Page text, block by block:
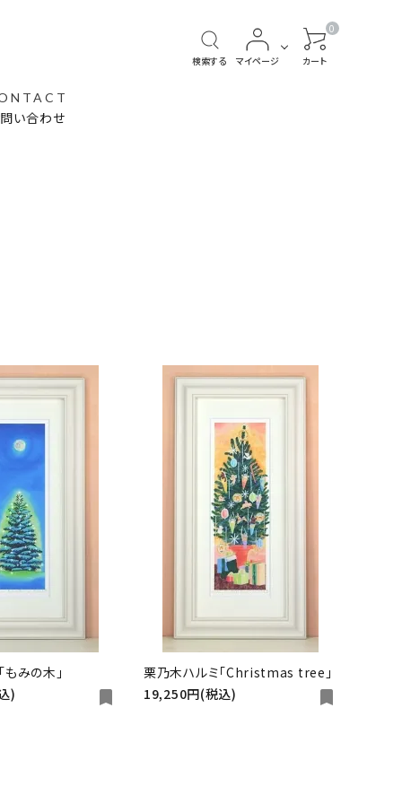
検索する マイページ
0
カート
ハワイの絵
い合わせ
みの木」
)
bookmark
栗乃木ハルミ「Christmas tree」
19,250円(税込)
bookmark